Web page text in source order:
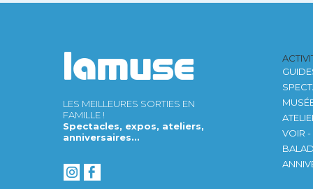
LES MEILLEURES SORTIES EN
FAMILLE !
Spectacles, expos, ateliers,
anniversaires...
VOIR -